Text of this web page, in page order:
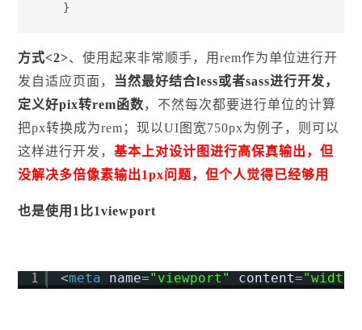
    }
方式<2>、使用起来非常顺手，用rem作为单位进行开
发自适应页面，
当然最好结合less或者sass进行开发，
定义好pix转rem函数，不然每次都要进行单位的计算
把px转换成为rem；现以UI图宽750px为例子，则可以
这样进行开发， 基本上对设计图进行高保真输出，但
没解决多倍像素输出1px问题，但个人觉得已经够用
也是使用1比1viewport
1 <meta name="viewport" content=